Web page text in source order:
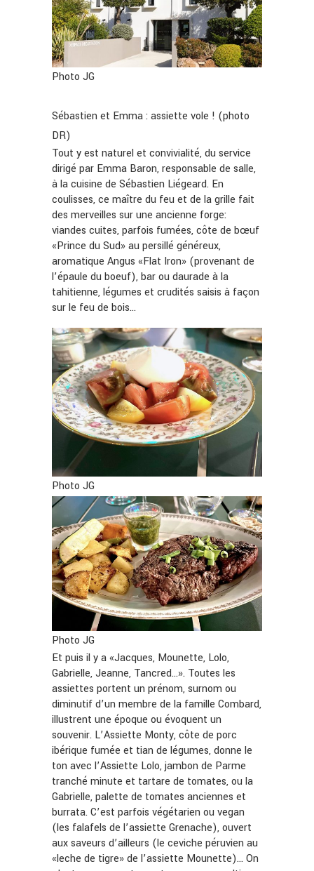
Photo JG
Sébastien et Emma : assiette vole ! (photo
DR)
Tout y est naturel et convivialité, du service
dirigé par Emma Baron, responsable de salle,
à la cuisine de Sébastien Liégeard. En
coulisses, ce maître du feu et de la grille fait
des merveilles sur une ancienne forge:
viandes cuites, parfois fumées, côte de bœuf
«Prince du Sud» au persillé généreux,
aromatique Angus «Flat Iron» (provenant de
l’épaule du boeuf), bar ou daurade à la
tahitienne, légumes et crudités saisis à façon
sur le feu de bois…
Photo JG
Photo JG
Et puis il y a «Jacques, Mounette, Lolo,
Gabrielle, Jeanne, Tancred…». Toutes les
assiettes portent un prénom, surnom ou
diminutif d’un membre de la famille Combard,
illustrent une époque ou évoquent un
souvenir. L’Assiette Monty, côte de porc
ibérique fumée et tian de légumes, donne le
ton avec l’Assiette Lolo, jambon de Parme
tranché minute et tartare de tomates, ou la
Gabrielle, palette de tomates anciennes et
burrata. C’est parfois végétarien ou vegan
(les falafels de l’assiette Grenache), ouvert
aux saveurs d’ailleurs (le ceviche péruvien au
«leche de tigre» de l’assiette Mounette)… On